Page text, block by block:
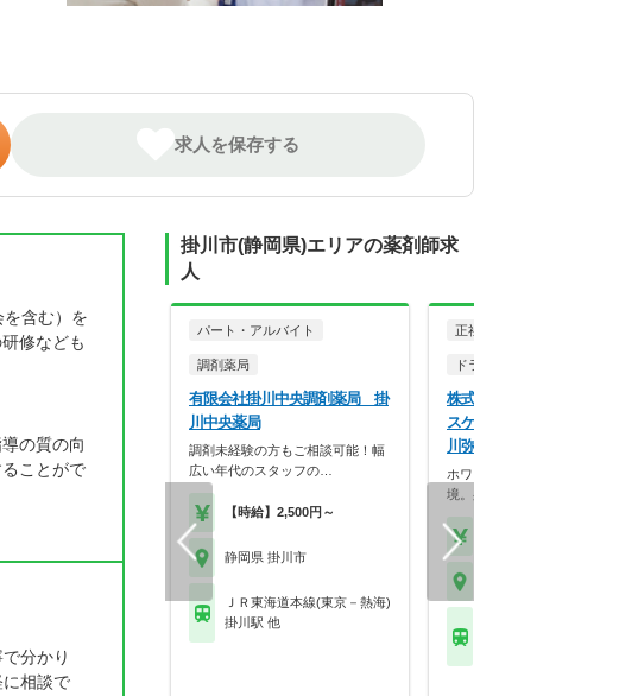
求人を保存する
含む）を
修なども
の質の向
ことがで
分かり
相談で
掛川市(静岡県)エリアの薬剤師求
人
パート・アルバイト
調剤薬局
有限会社掛川中央調剤薬局 掛
川中央薬局
調剤未経験の方もご相談可能！幅
広い年代のスタッフの…
【時給】2,500円～
静岡県 掛川市
ＪＲ東海道本線(東京－熱海)
掛川駅 他
正社員
ドラッグストア（調剤併設
株式会社ココカラファイ
スケア ココカラファイ
川弥生店
ホワイト500認定のクリーン
境。身だしなみの自…